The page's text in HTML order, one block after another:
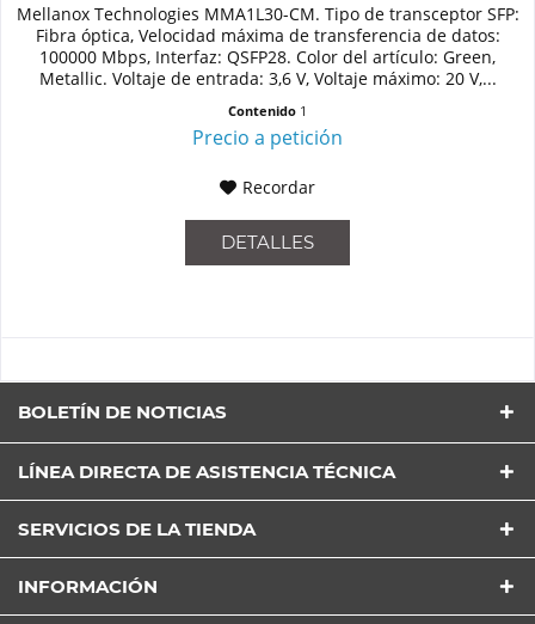
Mellanox Technologies MMA1L30-CM. Tipo de transceptor SFP:
Fibra óptica, Velocidad máxima de transferencia de datos:
100000 Mbps, Interfaz: QSFP28. Color del artículo: Green,
Metallic. Voltaje de entrada: 3,6 V, Voltaje máximo: 20 V,...
Contenido 1
Precio a petición
Recordar
DETALLES
BOLETÍN DE NOTICIAS
LÍNEA DIRECTA DE ASISTENCIA TÉCNICA
SERVICIOS DE LA TIENDA
INFORMACIÓN